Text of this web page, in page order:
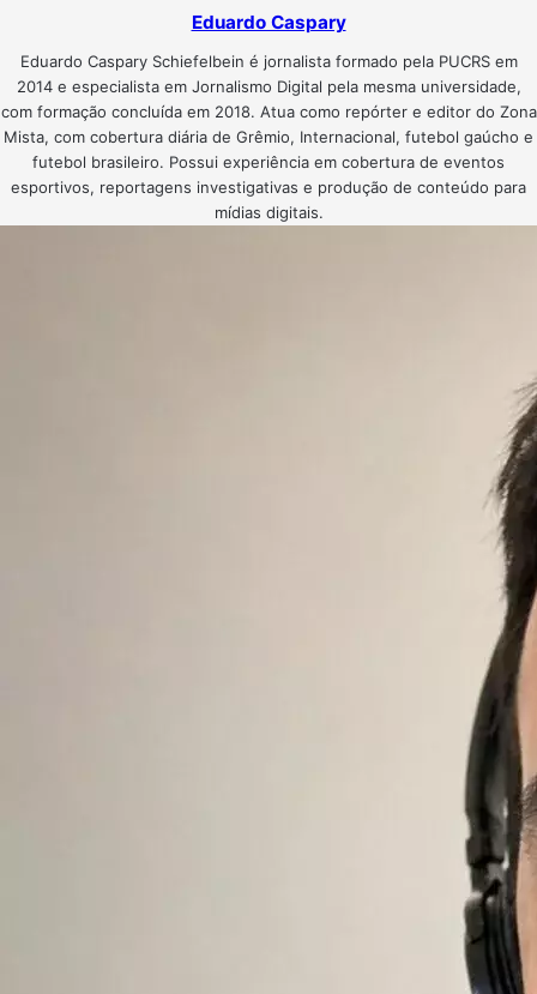
Eduardo Caspary
Eduardo Caspary Schiefelbein é jornalista formado pela PUCRS em
2014 e especialista em Jornalismo Digital pela mesma universidade,
com formação concluída em 2018. Atua como repórter e editor do Zona
Mista, com cobertura diária de Grêmio, Internacional, futebol gaúcho e
futebol brasileiro. Possui experiência em cobertura de eventos
esportivos, reportagens investigativas e produção de conteúdo para
mídias digitais.